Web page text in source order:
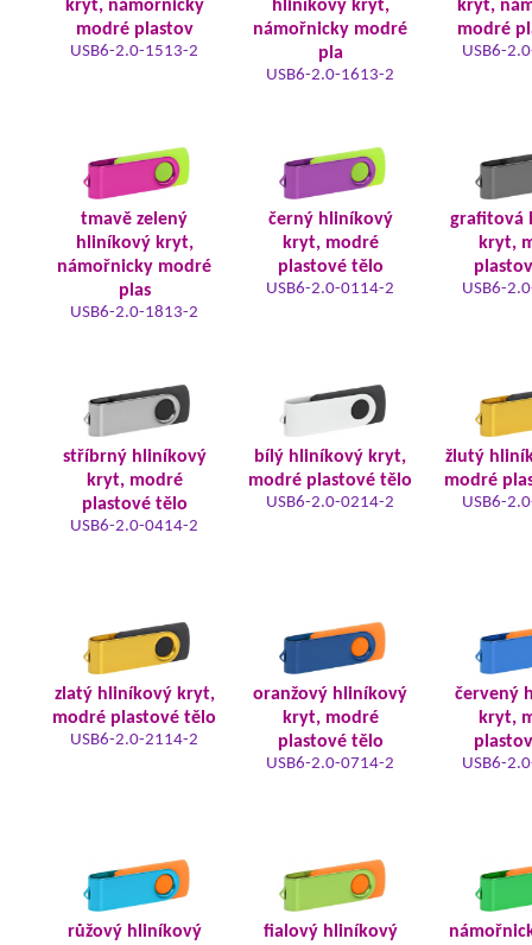
kryt, námořnicky
modré plastov
USB6-2.0-1513-2
hliníkový kryt,
námořnicky modré
pla
USB6-2.0-1613-2
kryt,
modré
USB6-
tmavě zelený
hliníkový kryt,
námořnicky modré
plas
USB6-2.0-1813-2
černý hliníkový
kryt, modré
plastové tělo
USB6-2.0-0114-2
grafitová
kryt,
USB6-
stříbrný hliníkový
kryt, modré
plastové tělo
USB6-2.0-0414-2
bílý hliníkový kryt,
modré plastové tělo
USB6-2.0-0214-2
žlutý
modré
USB6-
zlatý hliníkový kryt,
modré plastové tělo
USB6-2.0-2114-2
oranžový hliníkový
kryt, modré
plastové tělo
USB6-2.0-0714-2
červený
kryt,
USB6-
růžový hliníkový
fialový hliníkový